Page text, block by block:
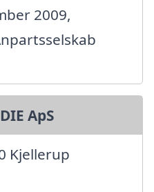
2009,
ApS
Kjellerup